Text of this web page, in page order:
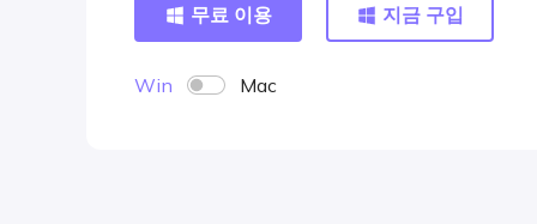
무료 이용 지금 구입
Win Mac